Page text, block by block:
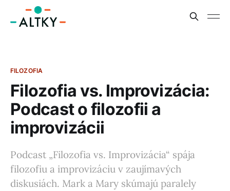
FILOZOFIA
Filozofia vs. Improvizácia:
Podcast o filozofii a
improvizácii
Podcast „Filozofia vs. Improvizácia“ spája
filozofiu a improvizáciu v zaujímavých
diskusiách. Mark a Mary skúmajú paralely